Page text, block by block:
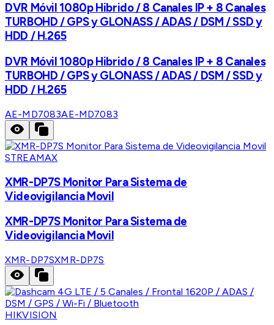
DVR Móvil 1080p Hibrido / 8 Canales IP + 8 Canales
TURBOHD / GPS y GLONASS / ADAS / DSM / SSD y
HDD / H.265
DVR Móvil 1080p Hibrido / 8 Canales IP + 8 Canales
TURBOHD / GPS y GLONASS / ADAS / DSM / SSD y
HDD / H.265
AE-MD7083AE-MD7083
STREAMAX
XMR-DP7S Monitor Para Sistema de
Videovigilancia Movil
XMR-DP7S Monitor Para Sistema de
Videovigilancia Movil
XMR-DP7SXMR-DP7S
HIKVISION